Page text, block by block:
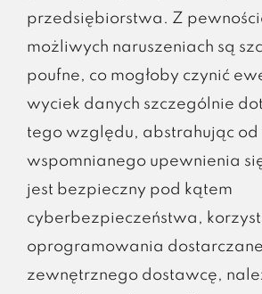
przedsiębiorstwa. Z
możliwych naruszeniach są
poufne, co mogłoby czynić
wyciek danych szczególnie
tego względu, abstrahując od
wspomnianego upewnienia
jest bezpieczny pod kątem
cyberbezpieczeństwa,
oprogramowania
zewnętrznego dostawcę,